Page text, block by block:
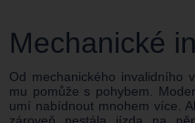
Mechanické
Od mechanického invalidního
mu pomůže s pohybem.
umí nabídnout mnohem více.
zároveň nestála jízda na